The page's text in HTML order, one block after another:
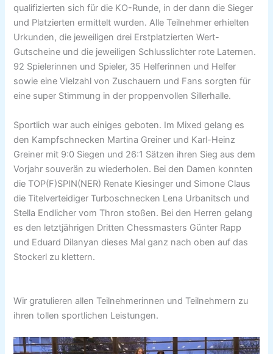
qualifizierten sich für die KO-Runde, in der dann die Sieger
und Platzierten ermittelt wurden. Alle Teilnehmer erhielten
Urkunden, die jeweiligen drei Erstplatzierten Wert-
Gutscheine und die jeweiligen Schlusslichter rote Laternen.
92 Spielerinnen und Spieler, 35 Helferinnen und Helfer
sowie eine Vielzahl von Zuschauern und Fans sorgten für
eine super Stimmung in der proppenvollen Sillerhalle.
Sportlich war auch einiges geboten. Im Mixed gelang es
den Kampfschnecken Martina Greiner und Karl-Heinz
Greiner mit 9:0 Siegen und 26:1 Sätzen ihren Sieg aus dem
Vorjahr souverän zu wiederholen. Bei den Damen konnten
die TOP(F)SPIN(NER) Renate Kiesinger und Simone Claus
die Titelverteidiger Turboschnecken Lena Urbanitsch und
Stella Endlicher vom Thron stoßen. Bei den Herren gelang
es den letztjährigen Dritten Chessmasters Günter Rapp
und Eduard Dilanyan dieses Mal ganz nach oben auf das
Stockerl zu klettern.
Wir gratulieren allen Teilnehmerinnen und Teilnehmern zu
ihren tollen sportlichen Leistungen.